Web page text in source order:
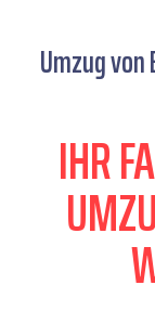
Umzug
IHR